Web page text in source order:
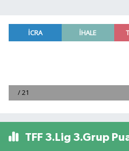
TFF 3.Lig 3.Grup